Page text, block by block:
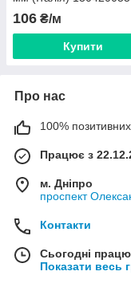
106 ₴/м
Купити
Про нас
100% позитивних
Працює з
м. Дніпро
проспект
Контакти
Сьогодні
Показати весь